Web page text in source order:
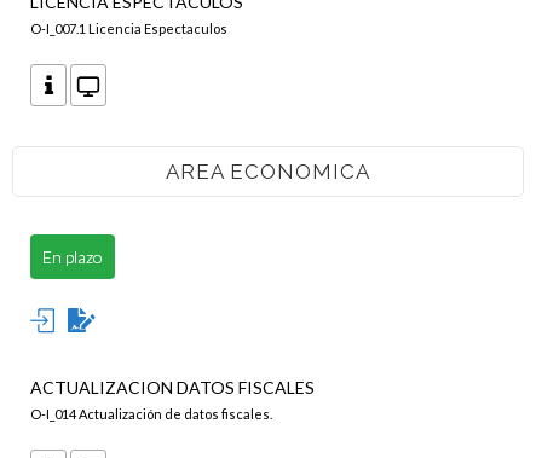
O-I_007.1 Licencia Espectaculos
AREA ECONOMICA
En plazo
ACTUALIZACION DATOS FISCALES
O-I_014 Actualización de datos fiscales.